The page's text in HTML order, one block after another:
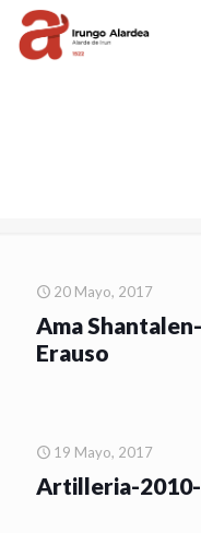
20 Mayo, 2017
Ama
Erauso
19 Mayo, 2017
Artilleria-